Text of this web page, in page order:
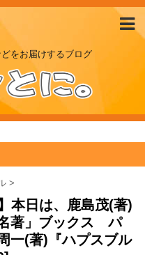
をお届けするブログ
>
本日は、鹿島茂(著)
名著」ブックス パ
一(著)『ハプスブル